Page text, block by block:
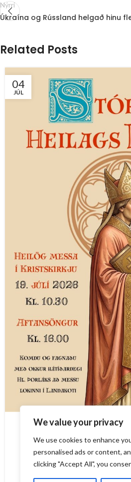
We value your privacy
We use cookies to enhance
personalised ads or content,
clicking "Accept All", you
Nýrri
Úkraína og Rússland helgað hinu
Related Posts
04
JÚL
Stórhátíð hl.
Þann 19. júlí verður haldin
Þorláksmessa á
LESA